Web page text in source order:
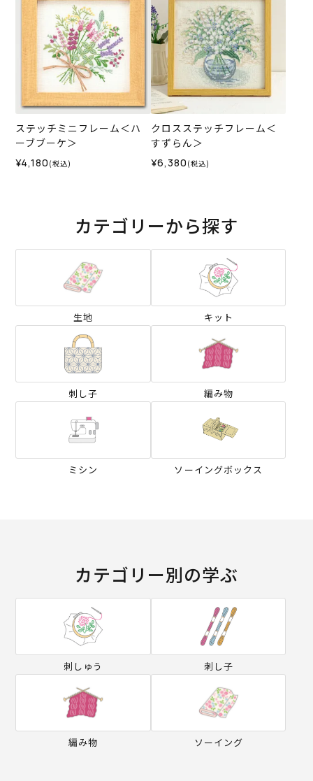
ステッチミニフレーム＜ハ
ーブブーケ＞
¥4,180 (税込)
クロスステッチフレーム＜
すずらん＞
¥6,380 (税込)
カテゴリーから探す
生地 キット
刺し子 編み物
ミシン ソーイングボックス
カテゴリー別の学ぶ
刺しゅう 刺し子
編み物 ソーイング